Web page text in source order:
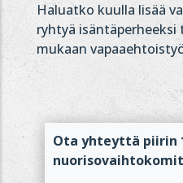
Haluatko kuulla lisää
ryhtyä
mukaan
Ota yhteyttä piirin